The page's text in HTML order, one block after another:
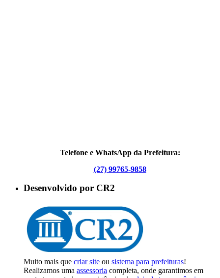
Telefone e WhatsApp da Prefeitura:
(27) 99765-9858
Desenvolvido por CR2
Muito mais que criar site ou sistema para prefeituras!
Realizamos uma assessoria completa, onde garantimos em